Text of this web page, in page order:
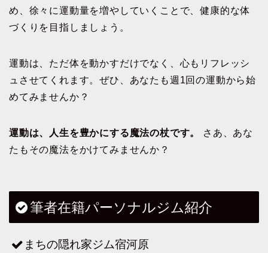
め、徐々に運動量を増やしていくことで、健康的な体
づくりを目指しましょう。
運動は、ただ体を動かすだけでなく、心もリフレッシ
ュさせてくれます。ぜひ、あなたも週1回の運動から始
めてみませんか？
運動は、人生を豊かにする魔法の杖です。
さあ、あな
たもその魔法をかけてみませんか？
筆者在籍パーソナルジム紹介
まちの隠れ家ジム宿河原